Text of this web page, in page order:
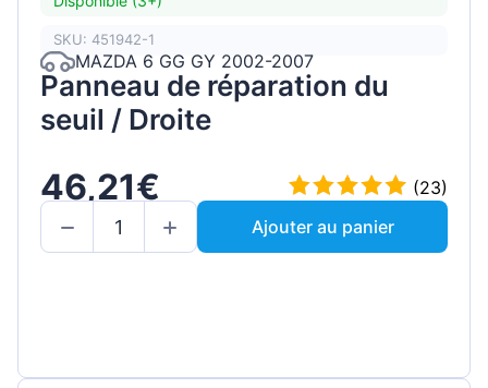
SKU: 451942-1
MAZDA 6 GG GY 2002-2007
Panneau de réparation du
seuil / Droite
46,21€
(23)
Ajouter au panier